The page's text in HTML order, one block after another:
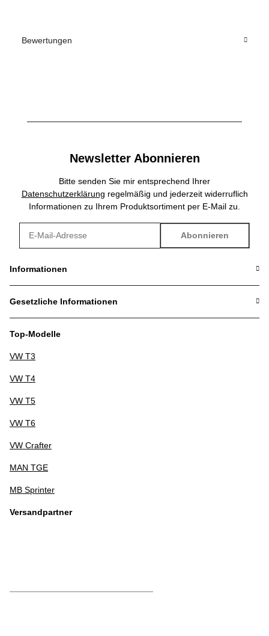
Bewertungen
Newsletter Abonnieren
Bitte senden Sie mir entsprechend Ihrer
Datenschutzerklärung regelmäßig und jederzeit widerruflich
Informationen zu Ihrem Produktsortiment per E-Mail zu.
Abonnieren
Informationen
Gesetzliche Informationen
Top-Modelle
VW T3
VW T4
VW T5
VW T6
VW Crafter
MAN TGE
MB Sprinter
Versandpartner